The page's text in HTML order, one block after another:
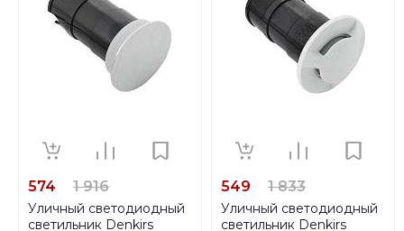
574 1 916
Уличный светодиодный
светильник Denkirs
549 1 833
Уличный светодиодный
светильник Denkirs